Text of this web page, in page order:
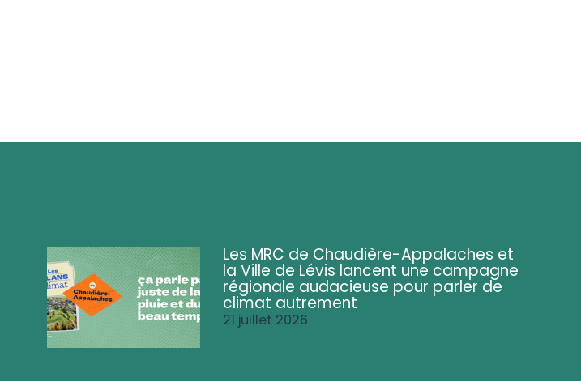
Les MRC de Chaudière-Appalaches et
la Ville de Lévis lancent une campagne
régionale audacieuse pour parler de
climat autrement
21 juillet 2026